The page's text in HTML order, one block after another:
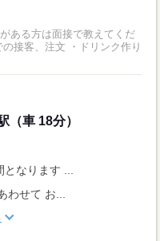
ある方は面接で教えてくだ
（車 18分）
なります ...
わせて お...